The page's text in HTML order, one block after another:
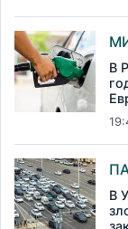
В
В